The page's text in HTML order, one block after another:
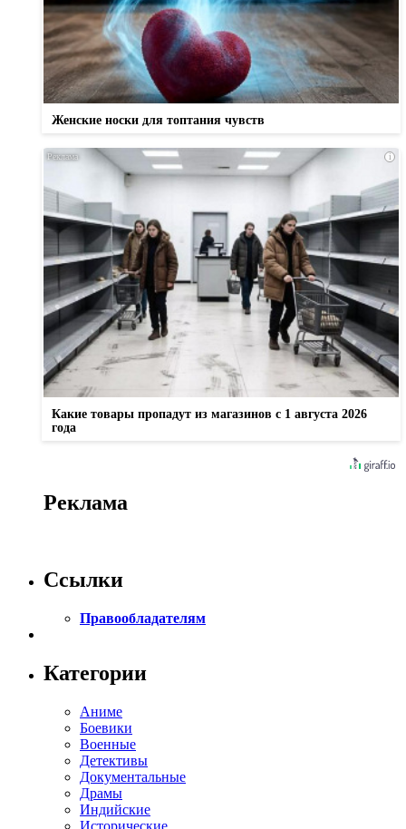
Женские носки для топтания чувств
i
Какие товары пропадут из магазинов с 1 августа 2026
года
Реклама
Ссылки
Правообладателям
Категории
Аниме
Боевики
Военные
Детективы
Документальные
Драмы
Индийские
Исторические